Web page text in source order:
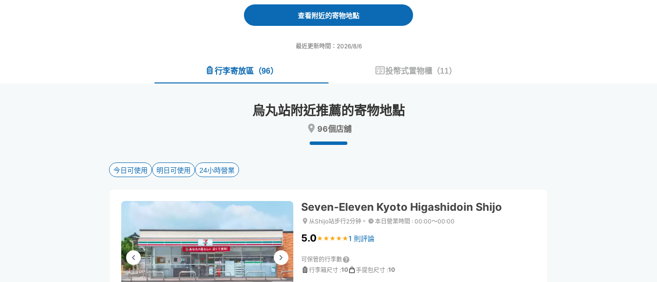
forward
to
the
calendar
select
the
changing
dates.
backward
interact
select
the
changing
dates.
查看附近的寄物地點
最近更新時間：2026/8/6
行李寄放區 （96） 投幣式置物櫃（11）
烏丸站附近推薦的寄物地點
96個店舖
今日可使用 明日可使用 24小時營業
Seven-Eleven Kyoto Higashidoin Shijo
从Shijo站步行2分钟。 本日營業時間 : 00:00〜00:00
5.0★ ★ ★ ★ ★
★ ★ ★ ★ ★1 則評論
可保管的行李數
行李箱尺寸 :10 手提包尺寸 :10